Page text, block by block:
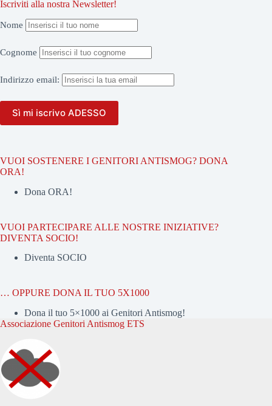
Iscriviti alla nostra Newsletter!
Nome
Cognome
Indirizzo email:
VUOI SOSTENERE I GENITORI ANTISMOG? DONA
ORA!
Dona ORA!
VUOI PARTECIPARE ALLE NOSTRE INIZIATIVE?
DIVENTA SOCIO!
Diventa SOCIO
… OPPURE DONA IL TUO 5X1000
Dona il tuo 5×1000 ai Genitori Antismog!
Associazione Genitori Antismog ETS